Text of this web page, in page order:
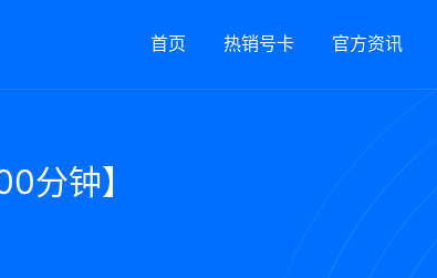
首页 热销号卡 官方资讯
分钟】